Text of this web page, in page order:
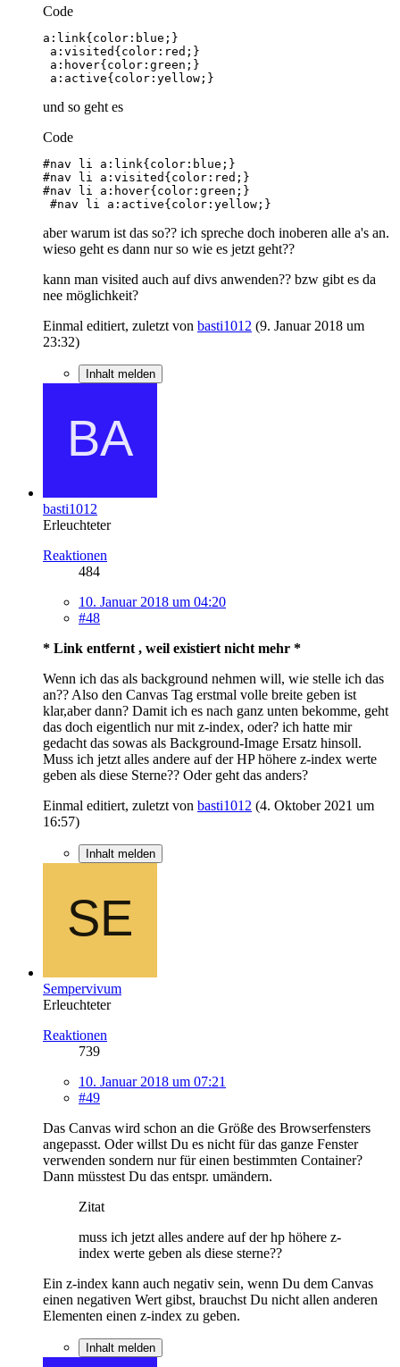
Code
a:active{color:yellow;}
und so geht es
Code
#nav li a:active{color:yellow;}
aber warum ist das so?? ich spreche doch inoberen alle a's an.
wieso geht es dann nur so wie es jetzt geht??
kann man visited auch auf divs anwenden?? bzw gibt es da
nee möglichkeit?
Einmal editiert, zuletzt von basti1012 (9. Januar 2018 um
23:32)
Inhalt melden
basti1012
Erleuchteter
Reaktionen
484
10. Januar 2018 um 04:20
#48
* Link entfernt , weil existiert nicht mehr *
Wenn ich das als background nehmen will, wie stelle ich das
an?? Also den Canvas Tag erstmal volle breite geben ist
klar,aber dann? Damit ich es nach ganz unten bekomme, geht
das doch eigentlich nur mit z-index, oder? ich hatte mir
gedacht das sowas als Background-Image Ersatz hinsoll.
Muss ich jetzt alles andere auf der HP höhere z-index werte
geben als diese Sterne?? Oder geht das anders?
Einmal editiert, zuletzt von basti1012 (4. Oktober 2021 um
16:57)
Inhalt melden
Sempervivum
Erleuchteter
Reaktionen
739
10. Januar 2018 um 07:21
#49
Das Canvas wird schon an die Größe des Browserfensters
angepasst. Oder willst Du es nicht für das ganze Fenster
verwenden sondern nur für einen bestimmten Container?
Dann müsstest Du das entspr. umändern.
Zitat
muss ich jetzt alles andere auf der hp höhere z-
index werte geben als diese sterne??
Ein z-index kann auch negativ sein, wenn Du dem Canvas
einen negativen Wert gibst, brauchst Du nicht allen anderen
Elementen einen z-index zu geben.
Inhalt melden